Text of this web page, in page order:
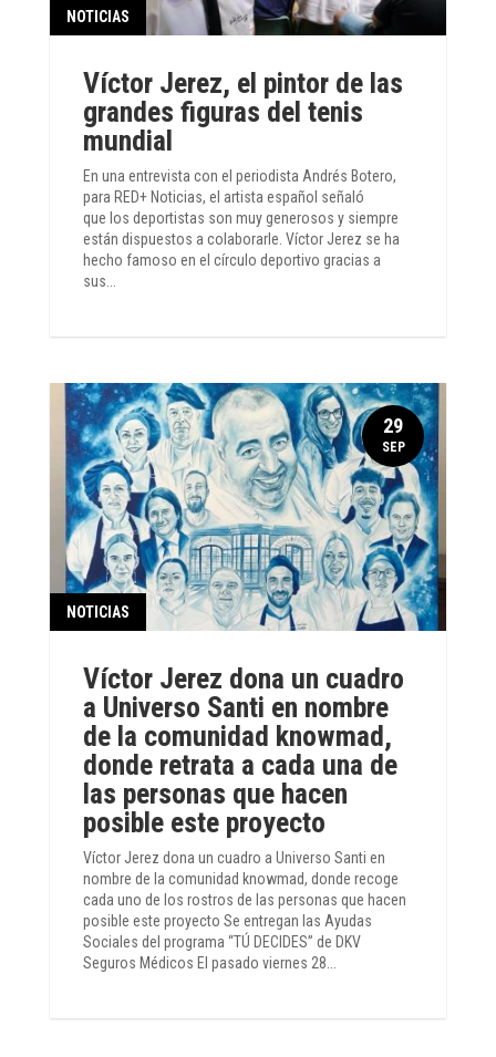
Víctor Jerez, el pintor de las
grandes figuras del tenis
mundial
NOTICIAS
En una entrevista con el periodista Andrés Botero,
para RED+ Noticias, el artista español señaló
que los deportistas son muy generosos y siempre
están dispuestos a colaborarle. Víctor Jerez se ha
hecho famoso en el círculo deportivo gracias a
sus...
Víctor Jerez dona un cuadro
a Universo Santi en nombre
de la comunidad knowmad,
donde retrata a cada una de
las personas que hacen
posible este proyecto
NOTICIAS
Víctor Jerez dona un cuadro a Universo Santi en
nombre de la comunidad knowmad, donde recoge
cada uno de los rostros de las personas que hacen
posible este proyecto Se entregan las Ayudas
Sociales del programa “TÚ DECIDES” de DKV
Seguros Médicos El pasado viernes 28...
29
SEP